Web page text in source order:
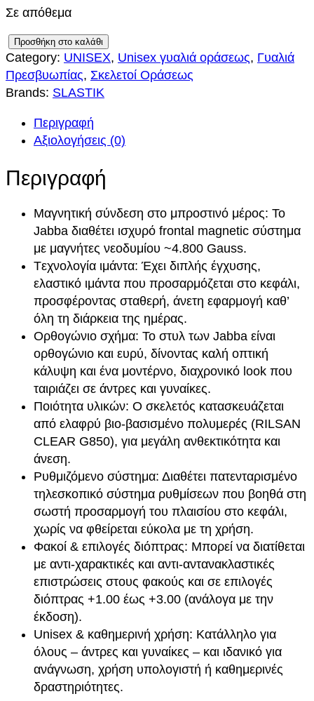
p
r
i
c
w
a
s
:
9
0
,
0
0
.
τ
ί
ν
α
ι
:
7
5
,
0
€
.
Σε απόθεμα
L
A
S
A
Προσθήκη στο καλάθι
Category: UNISEX, Unisex γυαλιά οράσεως, Γυαλιά
Πρεσβυωπίας, Σκελετοί Οράσεως
Brands: SLASTIK
Περιγραφή
Αξιολογήσεις (0)
Περιγραφή
Μαγνητική σύνδεση στο μπροστινό μέρος: Το
Jabba διαθέτει ισχυρό frontal magnetic σύστημα
με μαγνήτες νεοδυμίου ~4.800 Gauss.
Tεχνολογία ιμάντα: Έχει διπλής έγχυσης,
ελαστικό ιμάντα που προσαρμόζεται στο κεφάλι,
προσφέροντας σταθερή, άνετη εφαρμογή καθ’
όλη τη διάρκεια της ημέρας.
Ορθογώνιο σχήμα: Το στυλ των Jabba είναι
ορθογώνιο και ευρύ, δίνοντας καλή οπτική
κάλυψη και ένα μοντέρνο, διαχρονικό look που
ταιριάζει σε άντρες και γυναίκες.
Ποιότητα υλικών: Ο σκελετός κατασκευάζεται
από ελαφρύ βιο-βασισμένο πολυμερές (RILSAN
CLEAR G850), για μεγάλη ανθεκτικότητα και
άνεση.
Ρυθμιζόμενο σύστημα: Διαθέτει πατενταρισμένο
τηλεσκοπικό σύστημα ρυθμίσεων που βοηθά στη
σωστή προσαρμογή του πλαισίου στο κεφάλι,
χωρίς να φθείρεται εύκολα με τη χρήση.
Φακοί & επιλογές διόπτρας: Μπορεί να διατίθεται
με αντι-χαρακτικές και αντι-αντανακλαστικές
επιστρώσεις στους φακούς και σε επιλογές
διόπτρας +1.00 έως +3.00 (ανάλογα με την
έκδοση).
Unisex & καθημερινή χρήση: Κατάλληλο για
όλους – άντρες και γυναίκες – και ιδανικό για
ανάγνωση, χρήση υπολογιστή ή καθημερινές
δραστηριότητες.